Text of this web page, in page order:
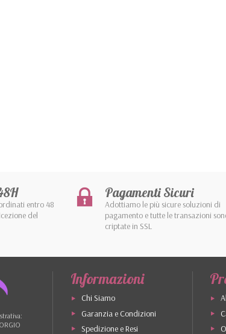
entro 48
del
Pagamenti Sicuri
Adottiamo le più sicure soluzioni di
pagamento e tutte le transazioni
criptate in SSL
Informazioni
Chi Siamo
Garanzia e Condizioni
Spedizione e Resi